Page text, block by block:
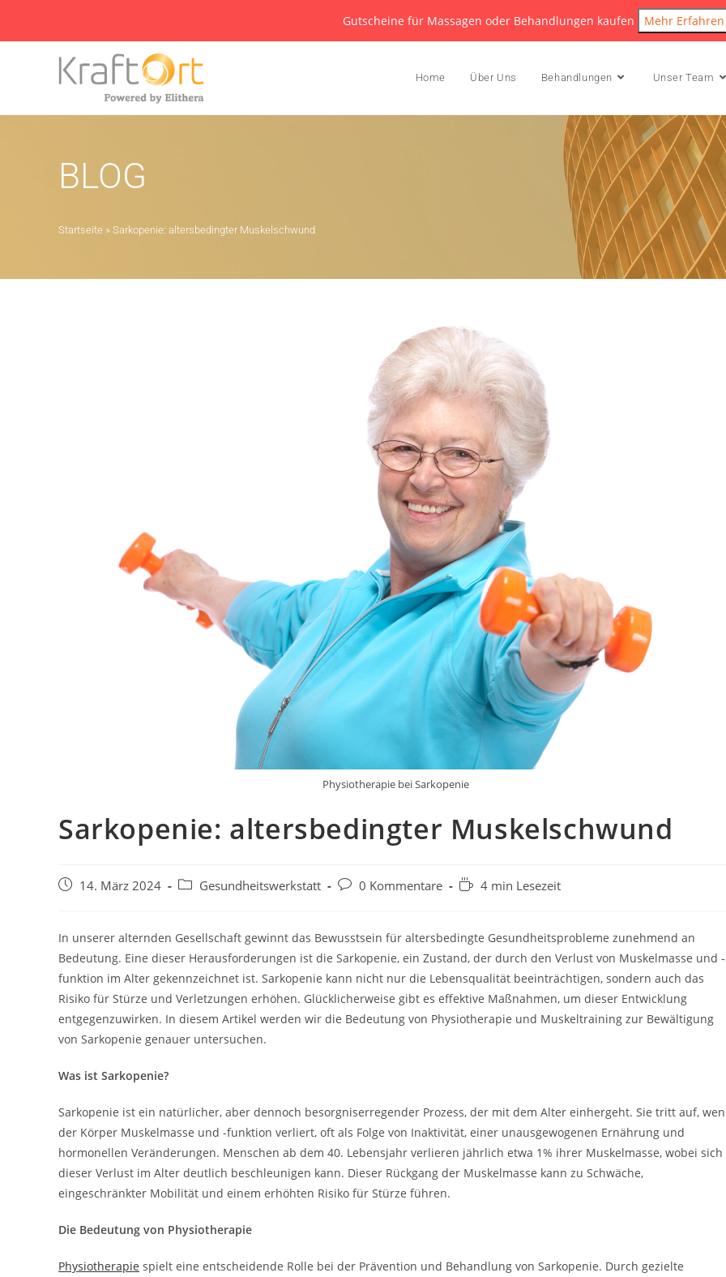
Gutscheine für Massagen oder Behandlungen kaufen Mehr Erfahren
Home Über Uns Behandlungen Unser Team
BLOG
Startseite » Sarkopenie: altersbedingter Muskelschwund
Physiotherapie bei Sarkopenie
Sarkopenie: altersbedingter Muskelschwund
14. März 2024 Gesundheitswerkstatt 0 Kommentare 4 min Lesezeit
In unserer alternden Gesellschaft gewinnt das Bewusstsein für altersbedingte Gesundheitsprobleme zunehmend an
Bedeutung. Eine dieser Herausforderungen ist die Sarkopenie, ein Zustand, der durch den Verlust von Muskelmasse und -
funktion im Alter gekennzeichnet ist. Sarkopenie kann nicht nur die Lebensqualität beeinträchtigen, sondern auch das
Risiko für Stürze und Verletzungen erhöhen. Glücklicherweise gibt es effektive Maßnahmen, um dieser Entwicklung
entgegenzuwirken. In diesem Artikel werden wir die Bedeutung von Physiotherapie und Muskeltraining zur Bewältigung
von Sarkopenie genauer untersuchen.
Was ist Sarkopenie?
Sarkopenie ist ein natürlicher, aber dennoch besorgniserregender Prozess, der mit dem Alter einhergeht. Sie tritt auf,
der Körper Muskelmasse und -funktion verliert, oft als Folge von Inaktivität, einer unausgewogenen Ernährung und
hormonellen Veränderungen. Menschen ab dem 40. Lebensjahr verlieren jährlich etwa 1% ihrer Muskelmasse, wobei sich
dieser Verlust im Alter deutlich beschleunigen kann. Dieser Rückgang der Muskelmasse kann zu Schwäche,
eingeschränkter Mobilität und einem erhöhten Risiko für Stürze führen.
Die Bedeutung von Physiotherapie
Physiotherapie spielt eine entscheidende Rolle bei der Prävention und Behandlung von Sarkopenie. Durch gezielte